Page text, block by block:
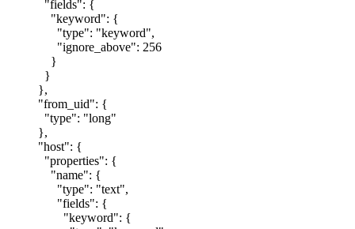
"fields": {
"keyword": {
"type": "keyword",
"ignore_above": 256
}
}
},
"from_uid": {
"type": "long"
},
"host": {
"properties": {
"name": {
"type": "text",
"fields": {
"keyword": {